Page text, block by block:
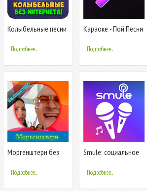
Колыбельные песни
Подробнее...
Караоке - Пой Песни
Подробнее...
Моргенштерн без
текст
Подробнее...
Smule: социальное
Подробнее...